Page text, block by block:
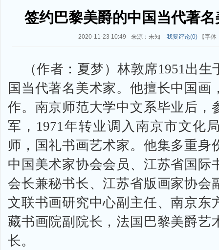
签约巴黎美爵的中国当代著
2020-11-23 10:49 来源：未知 我要评论(0) 【字体
（作者：夏梦）林敦席1951出
国当代著名美术家。他擅长中国画
作。南京师范大学中文系毕业后，
军，1971年转业调入南京市文化
师，国礼书画艺术家。他集多重身
中国美术家协会会员、江苏省国际
会长兼秘书长、江苏省版画家协会
文联书画研究中心副主任、南京东
藏书画院副院长，法国巴黎美爵艺
长。